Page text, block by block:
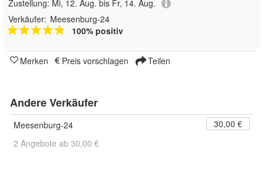
Zustellung: Mi, 12. Aug. bis Fr, 14. Aug.
Verkäufer: Meesenburg-24
100% positiv
Merken Preis vorschlagen Teilen
Andere Verkäufer
Meesenburg-24
30,00 €
2 Angebote ab 30,00 €